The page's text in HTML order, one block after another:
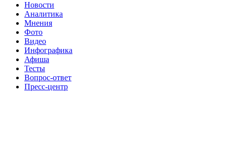
Новости
Аналитика
Мнения
Фото
Видео
Инфографика
Афиша
Тесты
Вопрос-ответ
Пресс-центр